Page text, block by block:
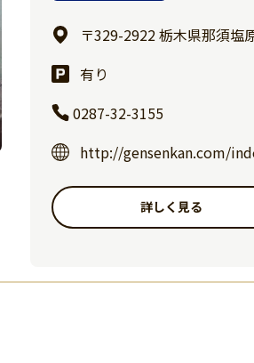
〒329-2922 栃木県那須塩
有り
0287-32-3155
http://gensenkan.com/
詳しく見る